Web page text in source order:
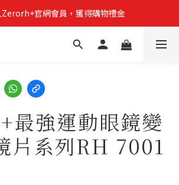
Zerorh+官網會員，獲得購物禮金
Zerorh+官網會員，獲得購物禮金
優惠全館滿15000折1500滿20000折2500
強運動眼鏡變
片系列RH 7001